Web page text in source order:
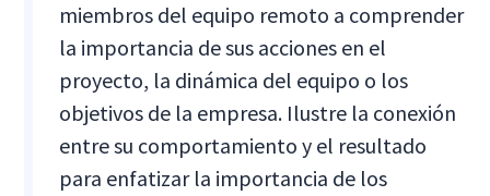
miembros del equipo remoto a comprender
la importancia de sus acciones en el
proyecto, la dinámica del equipo o los
objetivos de la empresa. Ilustre la conexión
entre su comportamiento y el resultado
para enfatizar la importancia de los